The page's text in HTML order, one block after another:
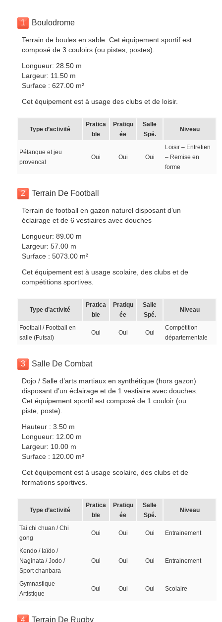
1 Boulodrome
Terrain de boules en sable. Cet équipement sportif est
composé de 3 couloirs (ou pistes, postes).
Longueur: 28.50 m
Largeur: 11.50 m
Surface : 627.00 m²
Cet équipement est à usage des clubs et de loisir.
Type d’activité
Pratica
ble
Pratiqu
ée
Salle
Spé.
Niveau
Pétanque et jeu
provencal
Oui Oui Oui
Loisir – Entretien
– Remise en
forme
2 Terrain De Football
Terrain de football en gazon naturel disposant d’un
éclairage et de 6 vestiaires avec douches
Longueur: 89.00 m
Largeur: 57.00 m
Surface : 5073.00 m²
Cet équipement est à usage scolaire, des clubs et de
compétitions sportives.
Type d’activité
Pratica
ble
Pratiqu
ée
Salle
Spé.
Niveau
Football / Football en
salle (Futsal)
Oui Oui Oui
Compétition
départementale
3 Salle De Combat
Dojo / Salle d’arts martiaux en synthétique (hors gazon)
disposant d’un éclairage et de 1 vestiaire avec douches.
Cet équipement sportif est composé de 1 couloir (ou
piste, poste).
Hauteur : 3.50 m
Longueur: 12.00 m
Largeur: 10.00 m
Surface : 120.00 m²
Cet équipement est à usage scolaire, des clubs et de
formations sportives.
Type d’activité
Pratica
ble
Pratiqu
ée
Salle
Spé.
Niveau
Tai chi chuan / Chi
gong
Oui Oui Oui Entrainement
Kendo / Iaïdo /
Naginata / Jodo /
Sport chanbara
Oui Oui Oui Entrainement
Gymnastique
Artistique
Oui Oui Oui Scolaire
4 Terrain De Rugby